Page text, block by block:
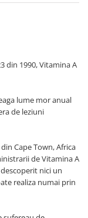
din 1990, Vitamina A
lume mor anual
de leziuni
Cape Town, Africa
de Vitamina A
nici un
realiza numai prin